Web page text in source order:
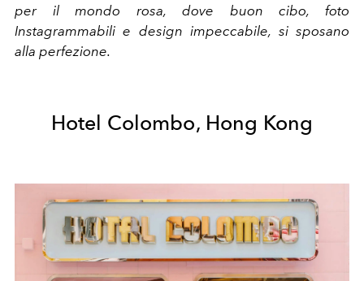
per il mondo rosa, dove buon cibo, foto
Instagrammabili e design impeccabile, si sposano
alla perfezione.
Hotel Colombo, Hong Kong